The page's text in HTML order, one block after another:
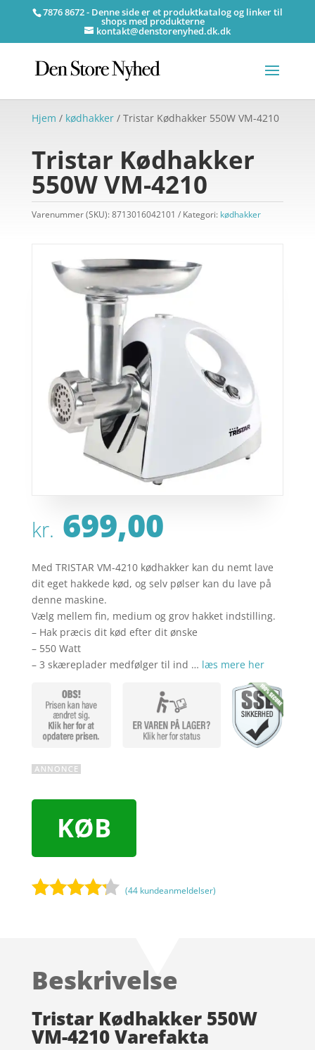
7876 8672 - Denne side er et produktkatalog og linker til
shops med produkterne
kontakt@denstorenyhed.dk.dk
Hjem / kødhakker/ Tristar Kødhakker 550W VM-4210
Tristar Kødhakker
550W VM-4210
Varenummer (SKU):8713016042101 Kategori: kødhakker
kr. 699,00
Med TRISTAR VM-4210 kødhakker kan du nemt lave
dit eget hakkede kød, og selv pølser kan du lave på
denne maskine.
Vælg mellem fin, medium og grov hakket indstilling.
– Hak præcis dit kød efter dit ønske
– 550 Watt
– 3 skæreplader medfølger til ind … læs mere her
KØB
på
mmelser
(44 kundeanmeldelser)
Beskrivelse
Tristar Kødhakker 550W
VM-4210 Varefakta